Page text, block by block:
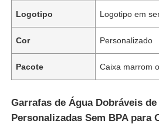
Logotipo Logotipo em
Cor Personalizado
Pacote Caixa marrom
Garrafas de Água Dobráveis
Personalizadas Sem BPA para